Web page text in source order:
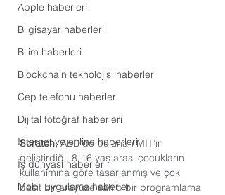
Apple haberleri
Bilgisayar haberleri
Bilim haberleri
Blockchain teknolojisi haberleri
Cep telefonu haberleri
Dijital fotoğraf haberleri
Internet ve online haberleri
İş dünyası haberleri
Mobil uygulama haberleri
Scratch, ABD’de bulunan MIT’in
geliştirdiği, 8-16 yaş arası çocukların
kullanımına göre tasarlanmış ve çok
basit bir arayüze sahip bir programlama